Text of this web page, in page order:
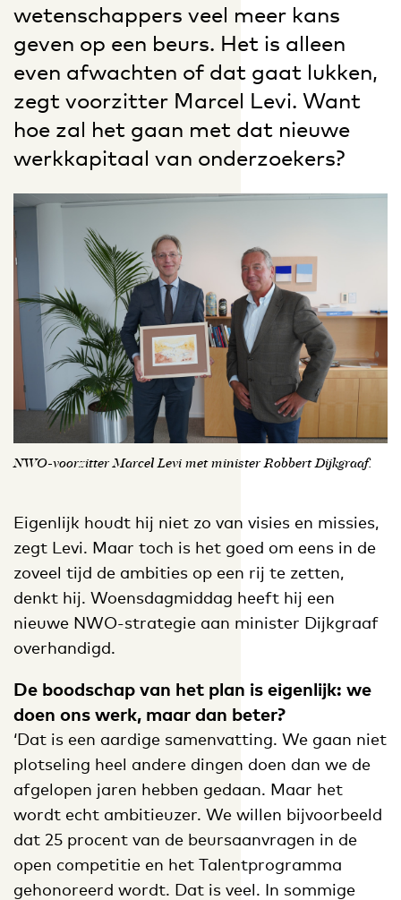
wetenschappers veel meer kans
geven op een beurs. Het is alleen
even afwachten of dat gaat lukken,
zegt voorzitter Marcel Levi. Want
hoe zal het gaan met dat nieuwe
werkkapitaal van onderzoekers?
NWO-voorzitter Marcel Levi met minister Robbert Dijkgraaf.
Eigenlijk houdt hij niet zo van visies en missies,
zegt Levi. Maar toch is het goed om eens in de
zoveel tijd de ambities op een rij te zetten,
denkt hij. Woensdagmiddag heeft hij een
nieuwe NWO-strategie aan minister Dijkgraaf
overhandigd.
De boodschap van het plan is eigenlijk: we
doen ons werk, maar dan beter?
‘Dat is een aardige samenvatting. We gaan niet
plotseling heel andere dingen doen dan we de
afgelopen jaren hebben gedaan. Maar het
wordt echt ambitieuzer. We willen bijvoorbeeld
dat 25 procent van de beursaanvragen in de
open competitie en het Talentprogramma
gehonoreerd wordt. Dat is veel. In sommige